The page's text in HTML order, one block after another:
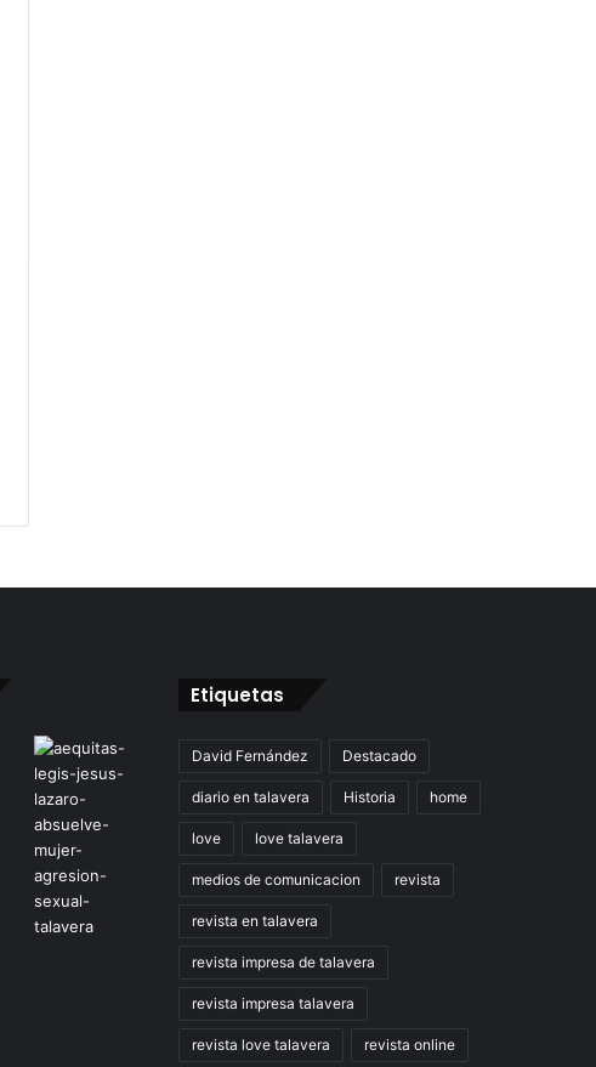
Etiquetas
David Fernández Destacado
diario en talavera Historia home
love love talavera
medios de comunicacion revista
revista en talavera
revista impresa de talavera
revista impresa talavera
revista love talavera revista online